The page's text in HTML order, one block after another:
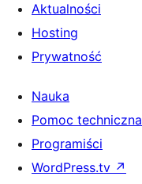
Aktualności
Hosting
Prywatność
Nauka
Pomoc techniczna
Programiści
WordPress.tv ↗